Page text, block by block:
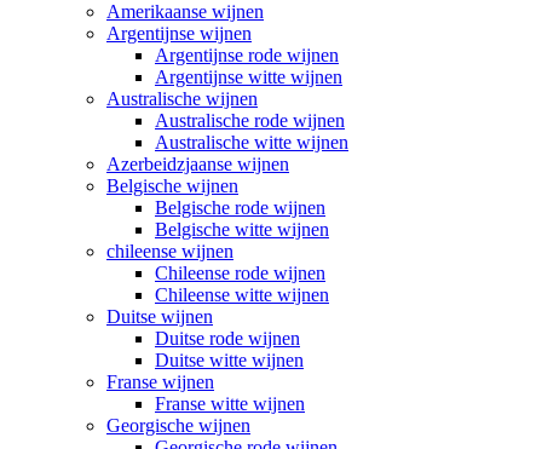
Amerikaanse wijnen
Argentijnse wijnen
Argentijnse rode wijnen
Argentijnse witte wijnen
Australische wijnen
Australische rode wijnen
Australische witte wijnen
Azerbeidzjaanse wijnen
Belgische wijnen
Belgische rode wijnen
Belgische witte wijnen
chileense wijnen
Chileense rode wijnen
Chileense witte wijnen
Duitse wijnen
Duitse rode wijnen
Duitse witte wijnen
Franse wijnen
Franse witte wijnen
Georgische wijnen